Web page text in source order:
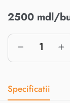
2500 mdl/
Specificatii